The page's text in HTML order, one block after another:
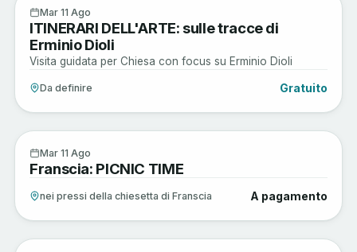
Arte e Cultura
Mar 11 Ago
ITINERARI DELL'ARTE: sulle tracce di
Erminio Dioli
Visita guidata per Chiesa con focus su Erminio Dioli
Da definire Gratuito
Enogastronomia
Mar 11 Ago
Franscia: PICNIC TIME
nei pressi della chiesetta di Franscia A pagamento